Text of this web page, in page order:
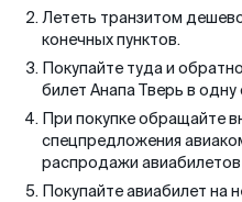
Лететь транзитом
конечных пунктов.
Покупайте туда и
билет Анапа Тверь в одну
При покупке обращайте
спецпредложения
распродажи авиабилетов
Покупайте авиабилет на